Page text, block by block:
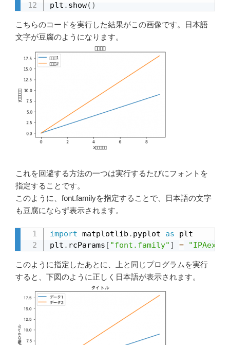
plt . show( )
こちらのコードを実行した結果がこの画像です。日本語
文字が豆腐のようになります。
これを回避する方法の一つは実行するたびにフォントを
指定することです。
このように、font.familyを指定することで、日本語の文字
も豆腐にならず表示されます。
import matplotlib . pyplot as plt
plt . rcParams [ "font.family" ] =
このように指定したあとに、上と同じプログラムを実行
すると、下図のように正しく日本語が表示されます。